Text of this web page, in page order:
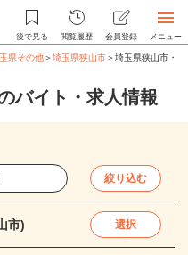
後で見る 閲覧履歴 会員登録 メニュー
県その他＞埼玉県狭山市＞埼玉県狭山市・
バイト・求人情報
絞り込む
市) 選択